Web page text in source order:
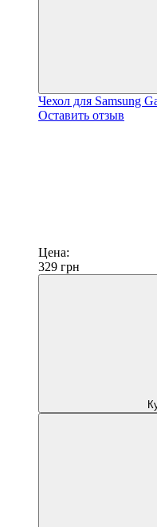
Чехол для Samsung
Оставить отзыв
Цена:
329 грн